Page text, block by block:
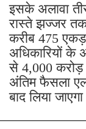
इसके अलावा
रास्ते झज्जर तक
करीब 475
अधिकारियों के
से 4,000
अंतिम फैसला
बाद लिया